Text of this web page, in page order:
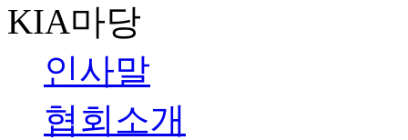
KIA마당
인사말
협회소개